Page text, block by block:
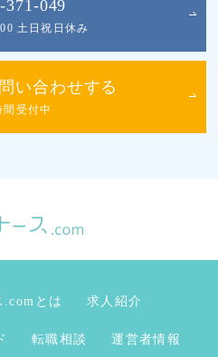
371-049
土日祝日休み
い合わせする
間受付中
.comとは 求人紹介
転職相談 運営者情報